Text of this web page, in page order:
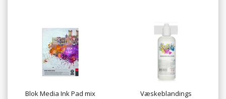
Blok Media Ink Pad mix
Væskeblandings